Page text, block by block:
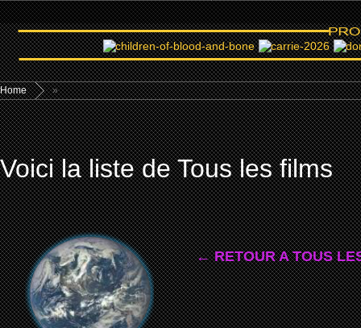
Home »
Voici la liste de Tous les films
← RETOUR A TOUS